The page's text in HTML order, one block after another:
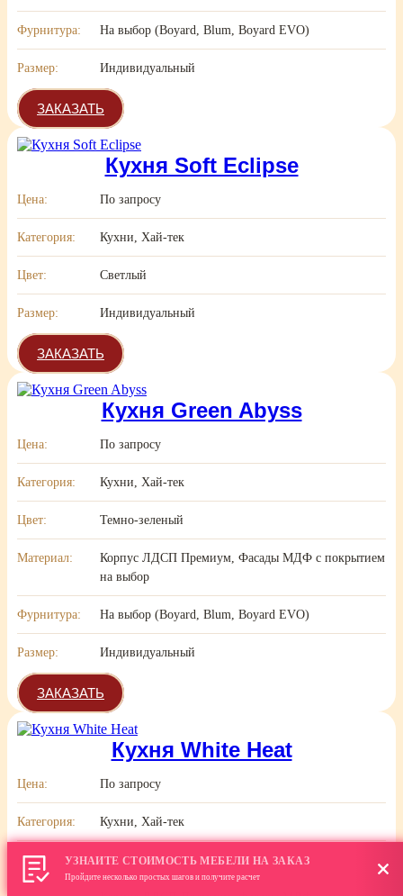
Фурнитура: На выбор (Boyard, Blum, Boyard EVO)
Размер: Индивидуальный
ЗАКАЗАТЬ
Кухня Soft Eclipse
Цена: По запросу
Категория: Кухни, Хай-тек
Цвет: Светлый
Размер: Индивидуальный
ЗАКАЗАТЬ
Кухня Green Abyss
Цена: По запросу
Категория: Кухни, Хай-тек
Цвет: Темно-зеленый
Материал:
Корпус ЛДСП Премиум, Фасады МДФ с покрытием
на выбор
Фурнитура: На выбор (Boyard, Blum, Boyard EVO)
Размер: Индивидуальный
ЗАКАЗАТЬ
Кухня White Heat
Цена: По запросу
Категория: Кухни, Хай-тек
Цвет: Светлый
УЗНАЙТЕ СТОИМОСТЬ МЕБЕЛИ НА ЗАКАЗ
Пройдите несколько простых шагов и получите расчет